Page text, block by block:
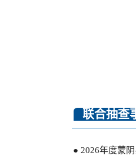
● 蒙阴县民政
联合抽查
● 2026年度蒙